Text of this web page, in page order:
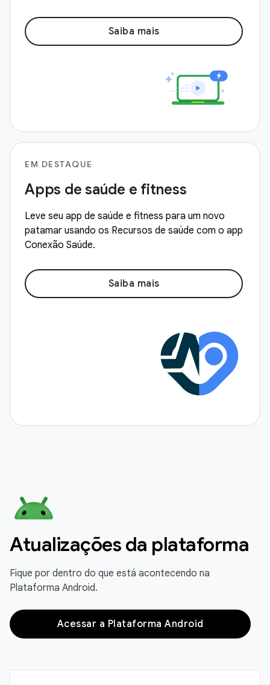
Saiba mais
EM DESTAQUE
Apps de saúde e fitness
Leve seu app de saúde e fitness para um novo
patamar usando os Recursos de saúde com o app
Conexão Saúde.
Saiba mais
Atualizações da plataforma
Fique por dentro do que está acontecendo na
Plataforma Android.
Acessar a Plataforma Android